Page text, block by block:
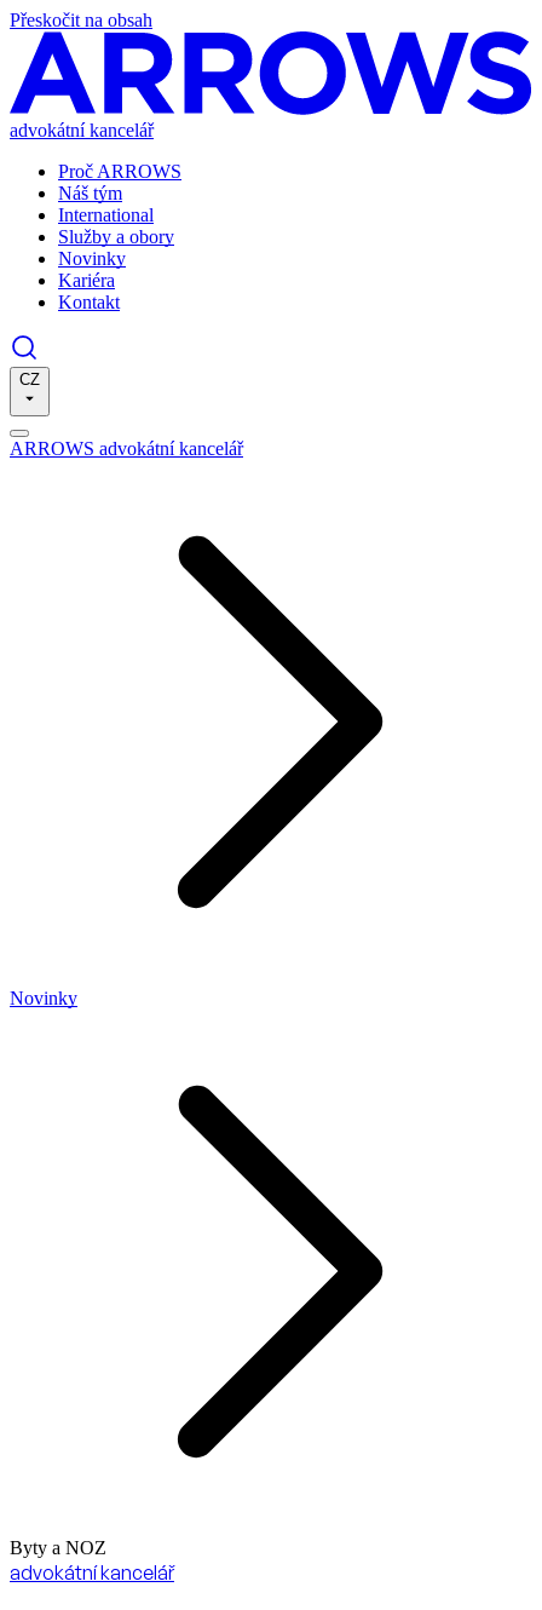
Přeskočit na obsah
advokátní kancelář
Proč ARROWS
Náš tým
International
Služby a obory
Novinky
Kariéra
Kontakt
CZ
ARROWS advokátní kancelář
Novinky
Byty a NOZ
advokátní kancelář